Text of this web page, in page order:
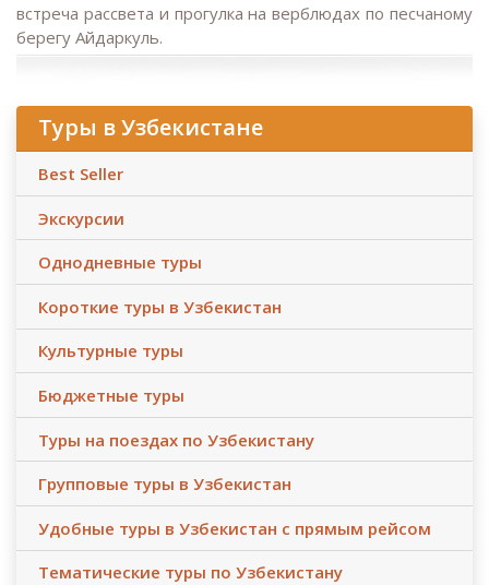
встреча рассвета и прогулка на верблюдах по песчаному
берегу Айдаркуль.
Туры в Узбекистане
Best Seller
Экскурсии
Однодневные туры
Короткие туры в Узбекистан
Культурные туры
Бюджетные туры
Туры на поездах по Узбекистану
Групповые туры в Узбекистан
Удобные туры в Узбекистан с прямым рейсом
Тематические туры по Узбекистану